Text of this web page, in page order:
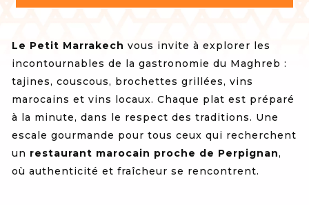
Le Petit Marrakech vous invite à explorer les
incontournables de la gastronomie du Maghreb :
tajines, couscous, brochettes grillées, vins
marocains et vins locaux. Chaque plat est préparé
à la minute, dans le respect des traditions. Une
escale gourmande pour tous ceux qui recherchent
un restaurant marocain proche de Perpignan,
où authenticité et fraîcheur se rencontrent.